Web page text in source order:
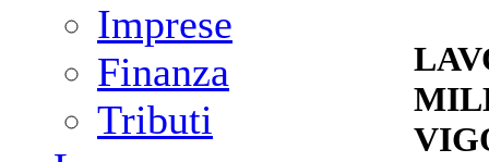
Imprese
Finanza
Tributi